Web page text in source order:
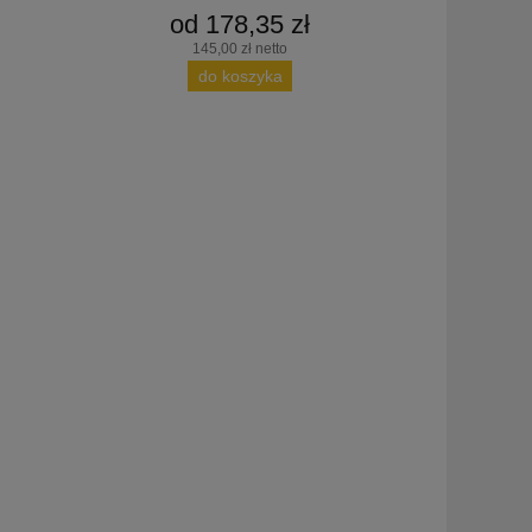
od 178,35 zł
145,00 zł netto
do koszyka